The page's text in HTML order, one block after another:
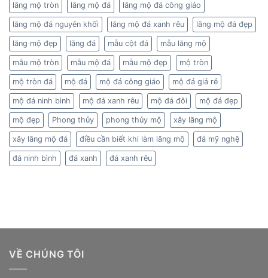
lăng mộ tròn lăng mộ đá lăng mộ đá công giáo
lăng mộ đá nguyên khối lăng mộ đá xanh rêu lăng mộ đá đẹp
lăng mộ đẹp lăng đá mẫu cột đá mẫu lăng mộ
mẫu mộ tròn mẫu mộ đá mẫu mộ đẹp mộ tròn
mộ tròn đá mộ đá mộ đá công giáo mộ đá giá rẻ
mộ đá ninh bình mộ đá xanh rêu mộ đá đôi mộ đá đẹp
mộ đẹp Phong thủy phong thủy mộ xây lăng mộ
xây lăng mộ đá điều cần biết khi làm lăng mộ đá mỹ nghệ
đá ninh bình đá xanh đá xanh rêu
VỀ CHÚNG TÔI